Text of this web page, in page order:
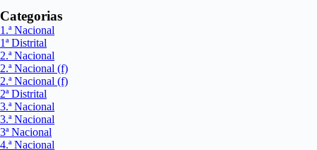
Categorias
1.ª Nacional
1ª Distrital
2.ª Nacional
2.ª Nacional (f)
2.ª Nacional (f)
2ª Distrital
3.ª Nacional
3.ª Nacional
3ª Nacional
4.ª Nacional